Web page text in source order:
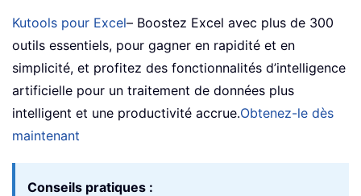
Kutools pour Excel– Boostez Excel avec plus de 300
outils essentiels, pour gagner en rapidité et en
simplicité, et profitez des fonctionnalités d’intelligence
artificielle pour un traitement de données plus
intelligent et une productivité accrue.Obtenez-le dès
maintenant
Conseils pratiques :